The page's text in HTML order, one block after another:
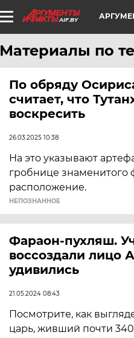
AIF.BY
Материалы по
По обряду
считает, что
воскресить
26.03.2025 10:38
На это указывают
гробнице знаменитого
расположение.
НЕПОЗНАННОЕ
Фараон-пухляш.
воссоздали лицо
удивились
21.05.2024 08:43
Посмотрите, как
царь, живший почти